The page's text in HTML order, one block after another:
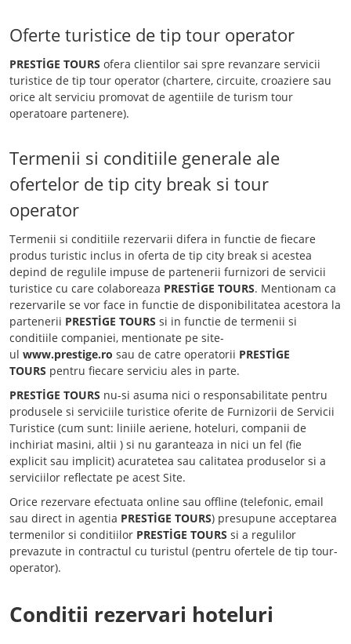
Oferte turistice de tip tour operator
PRESTİGE TOURS ofera clientilor sai spre revanzare servicii
turistice de tip tour operator (chartere, circuite, croaziere sau
orice alt serviciu promovat de agentiile de turism tour
operatoare partenere).
Termenii si conditiile generale ale
ofertelor de tip city break si tour
operator
Termenii si conditiile rezervarii difera in functie de fiecare
produs turistic inclus in oferta de tip city break si acestea
depind de regulile impuse de partenerii furnizori de servicii
turistice cu care colaboreaza PRESTİGE TOURS. Mentionam ca
rezervarile se vor face in functie de disponibilitatea acestora la
partenerii PRESTİGE TOURS si in functie de termenii si
conditiile companiei, mentionate pe site-
ul www.prestige.ro sau de catre operatorii PRESTİGE
TOURS pentru fiecare serviciu ales in parte.
PRESTİGE TOURS nu-si asuma nici o responsabilitate pentru
produsele si serviciile turistice oferite de Furnizorii de Servicii
Turistice (cum sunt: liniile aeriene, hoteluri, companii de
inchiriat masini, altii ) si nu garanteaza in nici un fel (fie
explicit sau implicit) acuratetea sau calitatea produselor si a
serviciilor reflectate pe acest Site.
Orice rezervare efectuata online sau offline (telefonic, email
sau direct in agentia PRESTİGE TOURS) presupune acceptarea
termenilor si conditiilor PRESTİGE TOURS si a regulilor
prevazute in contractul cu turistul (pentru ofertele de tip tour-
operator).
Conditii rezervari hoteluri